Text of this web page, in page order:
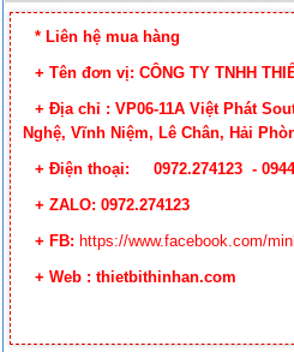
* Liên hệ mua hàng
+ Tên đơn vị: CÔNG TY TNHH
+ Địa chỉ : VP06-11A Việt Phát
Nghệ, Vĩnh Niệm, Lê Chân, Hải
+ Điện thoại: 0972.274123 -
+ ZALO: 0972.274123
+ FB: https://www.facebook.com/
+ Web : thietbithinhan.com